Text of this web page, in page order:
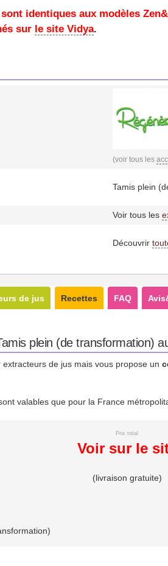
identiques aux modèles
sur le site Vidya.
(voir tous les
Tamis plein
Voir tous les
Découvrir
de jus Recettes FAQ
plein (de transformation)
extracteurs de jus mais vous propose un
valables que pour la France
Prix total
Voir sur le
(livraison gratuite)